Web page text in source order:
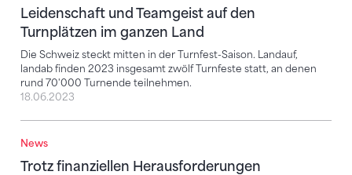
Leidenschaft und Teamgeist auf den
Turnplätzen im ganzen Land
Die Schweiz steckt mitten in der Turnfest-Saison. Landauf,
landab finden 2023 insgesamt zwölf Turnfeste statt, an denen
rund 70'000 Turnende teilnehmen.
18.06.2023
News
Trotz finanziellen Herausforderungen
Trotz finanziellen Herausforderungen